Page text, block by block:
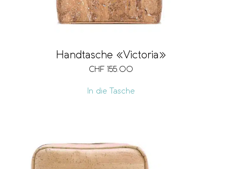
Handtasche «Victoria»
CHF 155.00
In die Tasche